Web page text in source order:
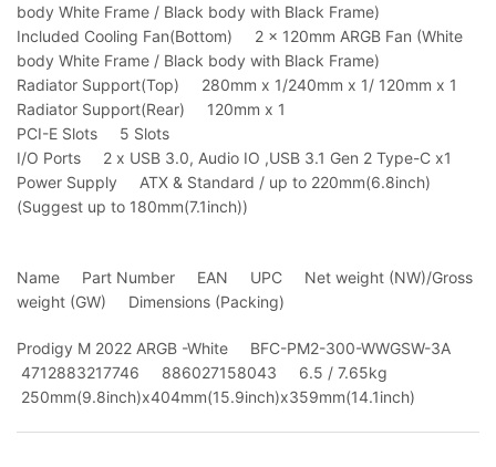
body White Frame / Black body with Black Frame)
Included Cooling Fan(Bottom) 2 x 120mm ARGB Fan (White
body White Frame / Black body with Black Frame)
Radiator Support(Top) 280mm x 1/240mm x 1/ 120mm x 1
Radiator Support(Rear) 120mm x 1
PCI-E Slots 5 Slots
I/O Ports 2 x USB 3.0, Audio IO ,USB 3.1 Gen 2 Type-C x1
Power Supply ATX & Standard / up to 220mm(6.8inch)
(Suggest up to 180mm(7.1inch))
Name Part Number EAN UPC Net weight (NW)/Gross
weight (GW) Dimensions (Packing)
Prodigy M 2022 ARGB -White BFC-PM2-300-WWGSW-3A
4712883217746 886027158043 6.5 / 7.65kg
250mm(9.8inch)x404mm(15.9inch)x359mm(14.1inch)